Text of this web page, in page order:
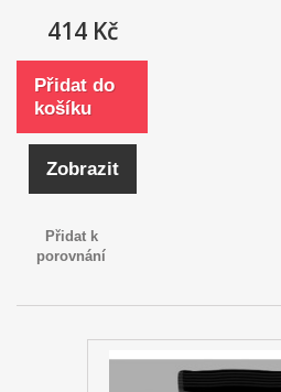
414 Kč
Přidat do
košíku
Zobrazit
Přidat k
porovnání